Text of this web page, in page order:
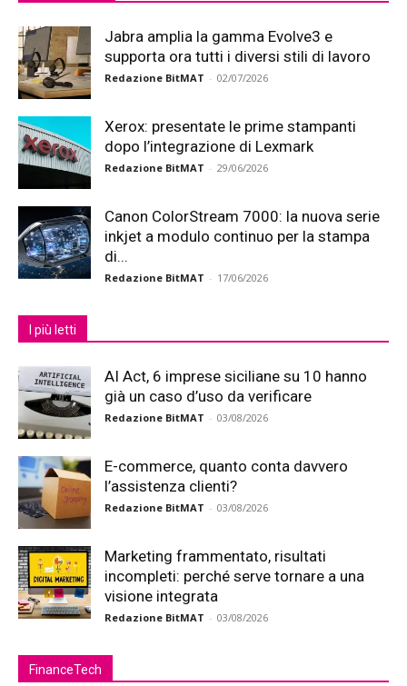
Jabra amplia la gamma Evolve3 e
supporta ora tutti i diversi stili di lavoro
Redazione BitMAT - 02/07/2026
Xerox: presentate le prime stampanti
dopo l’integrazione di Lexmark
Redazione BitMAT - 29/06/2026
Canon ColorStream 7000: la nuova serie
inkjet a modulo continuo per la stampa
di...
Redazione BitMAT - 17/06/2026
I più letti
AI Act, 6 imprese siciliane su 10 hanno
già un caso d’uso da verificare
Redazione BitMAT - 03/08/2026
E-commerce, quanto conta davvero
l’assistenza clienti?
Redazione BitMAT - 03/08/2026
Marketing frammentato, risultati
incompleti: perché serve tornare a una
visione integrata
Redazione BitMAT - 03/08/2026
FinanceTech